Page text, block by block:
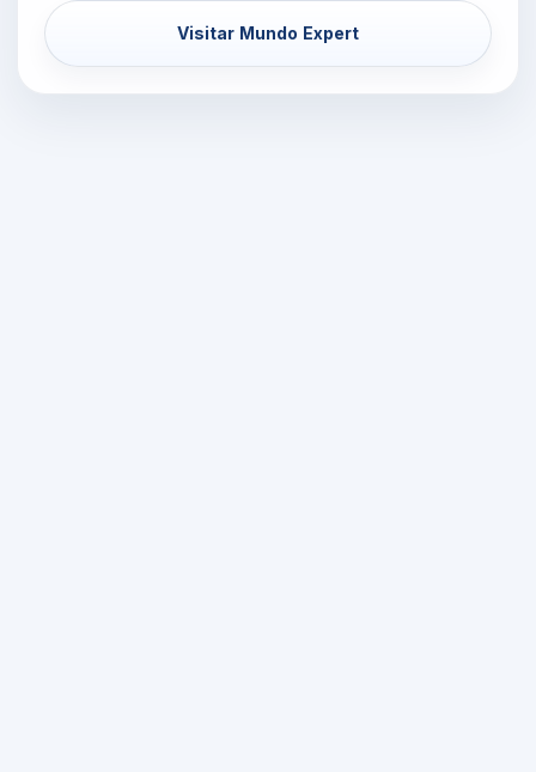
Visitar Mundo Expert